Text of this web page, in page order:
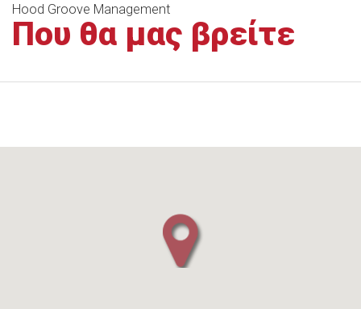
Hood Groove Management
Που θα μας βρείτε